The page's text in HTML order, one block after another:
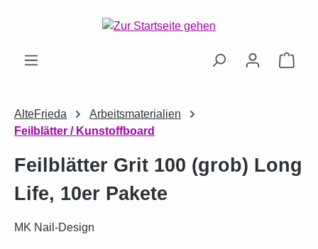
Zum Hauptinhalt springen
AlteFrieda
Arbeitsmaterialien
Feilblätter / Kunstoffboard
Feilblätter Grit 100 (grob) Long
Life, 10er Pakete
MK Nail-Design